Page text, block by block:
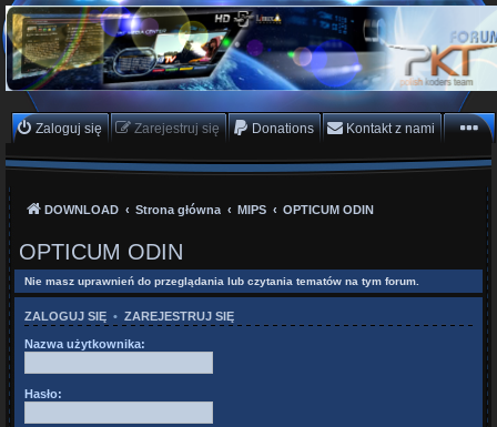
PKTeam - Polish Koders
Team
Hyperion, Enigma, E2, PKT, listy kanałów, oscam
Zaloguj się Zarejestruj się Donations Kontakt z nami
DOWNLOAD Strona główna MIPS OPTICUM ODIN
OPTICUM ODIN
Nie masz uprawnień do przeglądania lub czytania tematów na tym forum.
ZALOGUJ SIĘ • ZAREJESTRUJ SIĘ
Nazwa użytkownika:
Hasło: